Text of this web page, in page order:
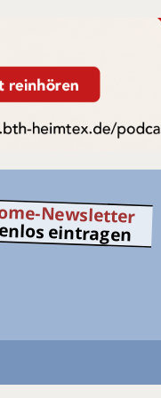
Newsletter
eintragen